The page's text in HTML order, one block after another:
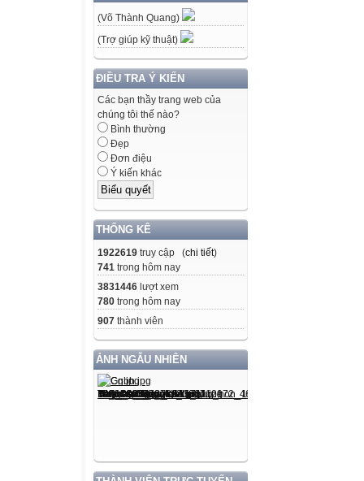
(Võ Thành Quang)
(Trợ giúp kỹ thuật)
ĐIỀU TRA Ý KIẾN
Các bạn thầy trang web của
chúng tôi thế nào?
Bình thường
Đẹp
Đơn điệu
Ý kiến khác
THỐNG KÊ
1922619 truy cập (chi tiết)
741 trong hôm nay
3831446 lượt xem
780 trong hôm nay
907 thành viên
ẢNH NGẪU NHIÊN